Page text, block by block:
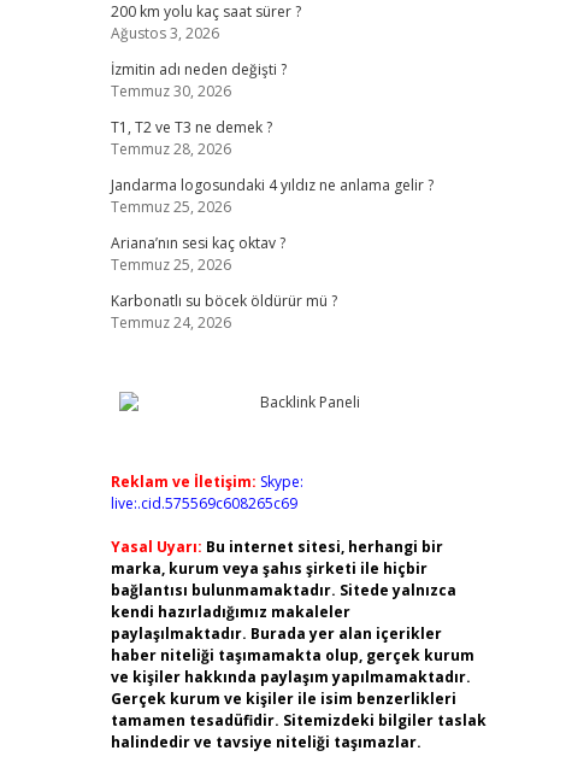
200 km yolu kaç saat sürer ?
Ağustos 3, 2026
İzmitin adı neden değişti ?
Temmuz 30, 2026
T1, T2 ve T3 ne demek ?
Temmuz 28, 2026
Jandarma logosundaki 4 yıldız ne anlama gelir ?
Temmuz 25, 2026
Ariana’nın sesi kaç oktav ?
Temmuz 25, 2026
Karbonatlı su böcek öldürür mü ?
Temmuz 24, 2026
Reklam ve İletişim: Skype:
live:.cid.575569c608265c69
Yasal Uyarı: Bu internet sitesi, herhangi bir
marka, kurum veya şahıs şirketi ile hiçbir
bağlantısı bulunmamaktadır. Sitede yalnızca
kendi hazırladığımız makaleler
paylaşılmaktadır. Burada yer alan içerikler
haber niteliği taşımamakta olup, gerçek kurum
ve kişiler hakkında paylaşım yapılmamaktadır.
Gerçek kurum ve kişiler ile isim benzerlikleri
tamamen tesadüfidir. Sitemizdeki bilgiler taslak
halindedir ve tavsiye niteliği taşımazlar.